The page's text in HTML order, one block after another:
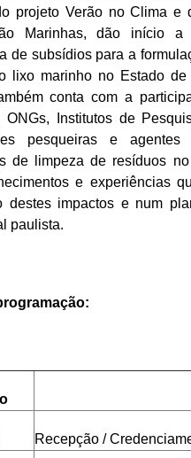
projeto Verão no Clima e
Marinhas, dão início a
de subsídios para a
lixo marinho no Estado
conta com a
ONGs, Institutos de
pesqueiras e
de limpeza de resíduos
e experiências
destes impactos e num
paulista.
Recepção /